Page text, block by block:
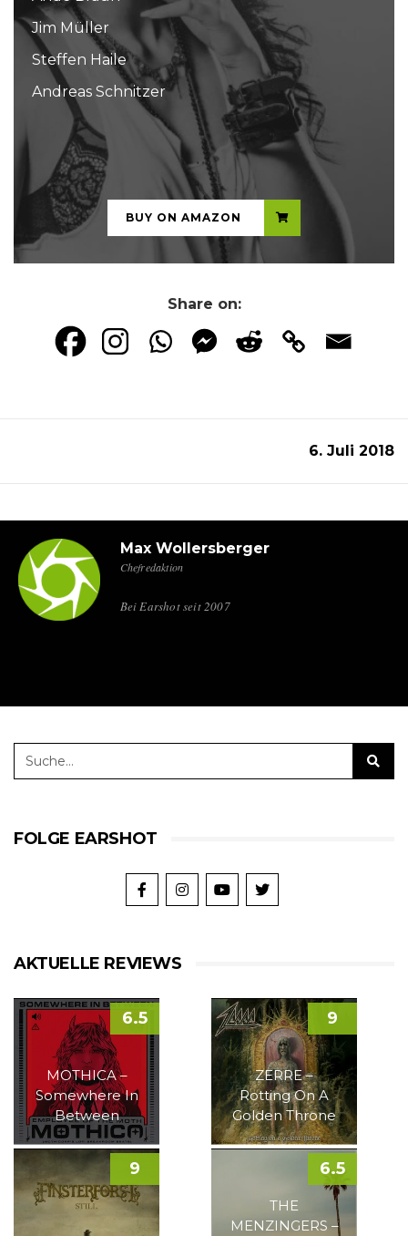
Jim Müller
Steffen Haile
Andreas Schnitzer
...
BUY ON AMAZON
Share on:
6. Juli 2018
Max Wollersberger
Chefredaktion
Bei Earshot seit 2007
FOLGE EARSHOT
AKTUELLE REVIEWS
MOTHICA –
Somewhere In
Between
6.5
ZERRE –
Rotting On A
Golden Throne
9
9
THE
MENZINGERS –
6.5